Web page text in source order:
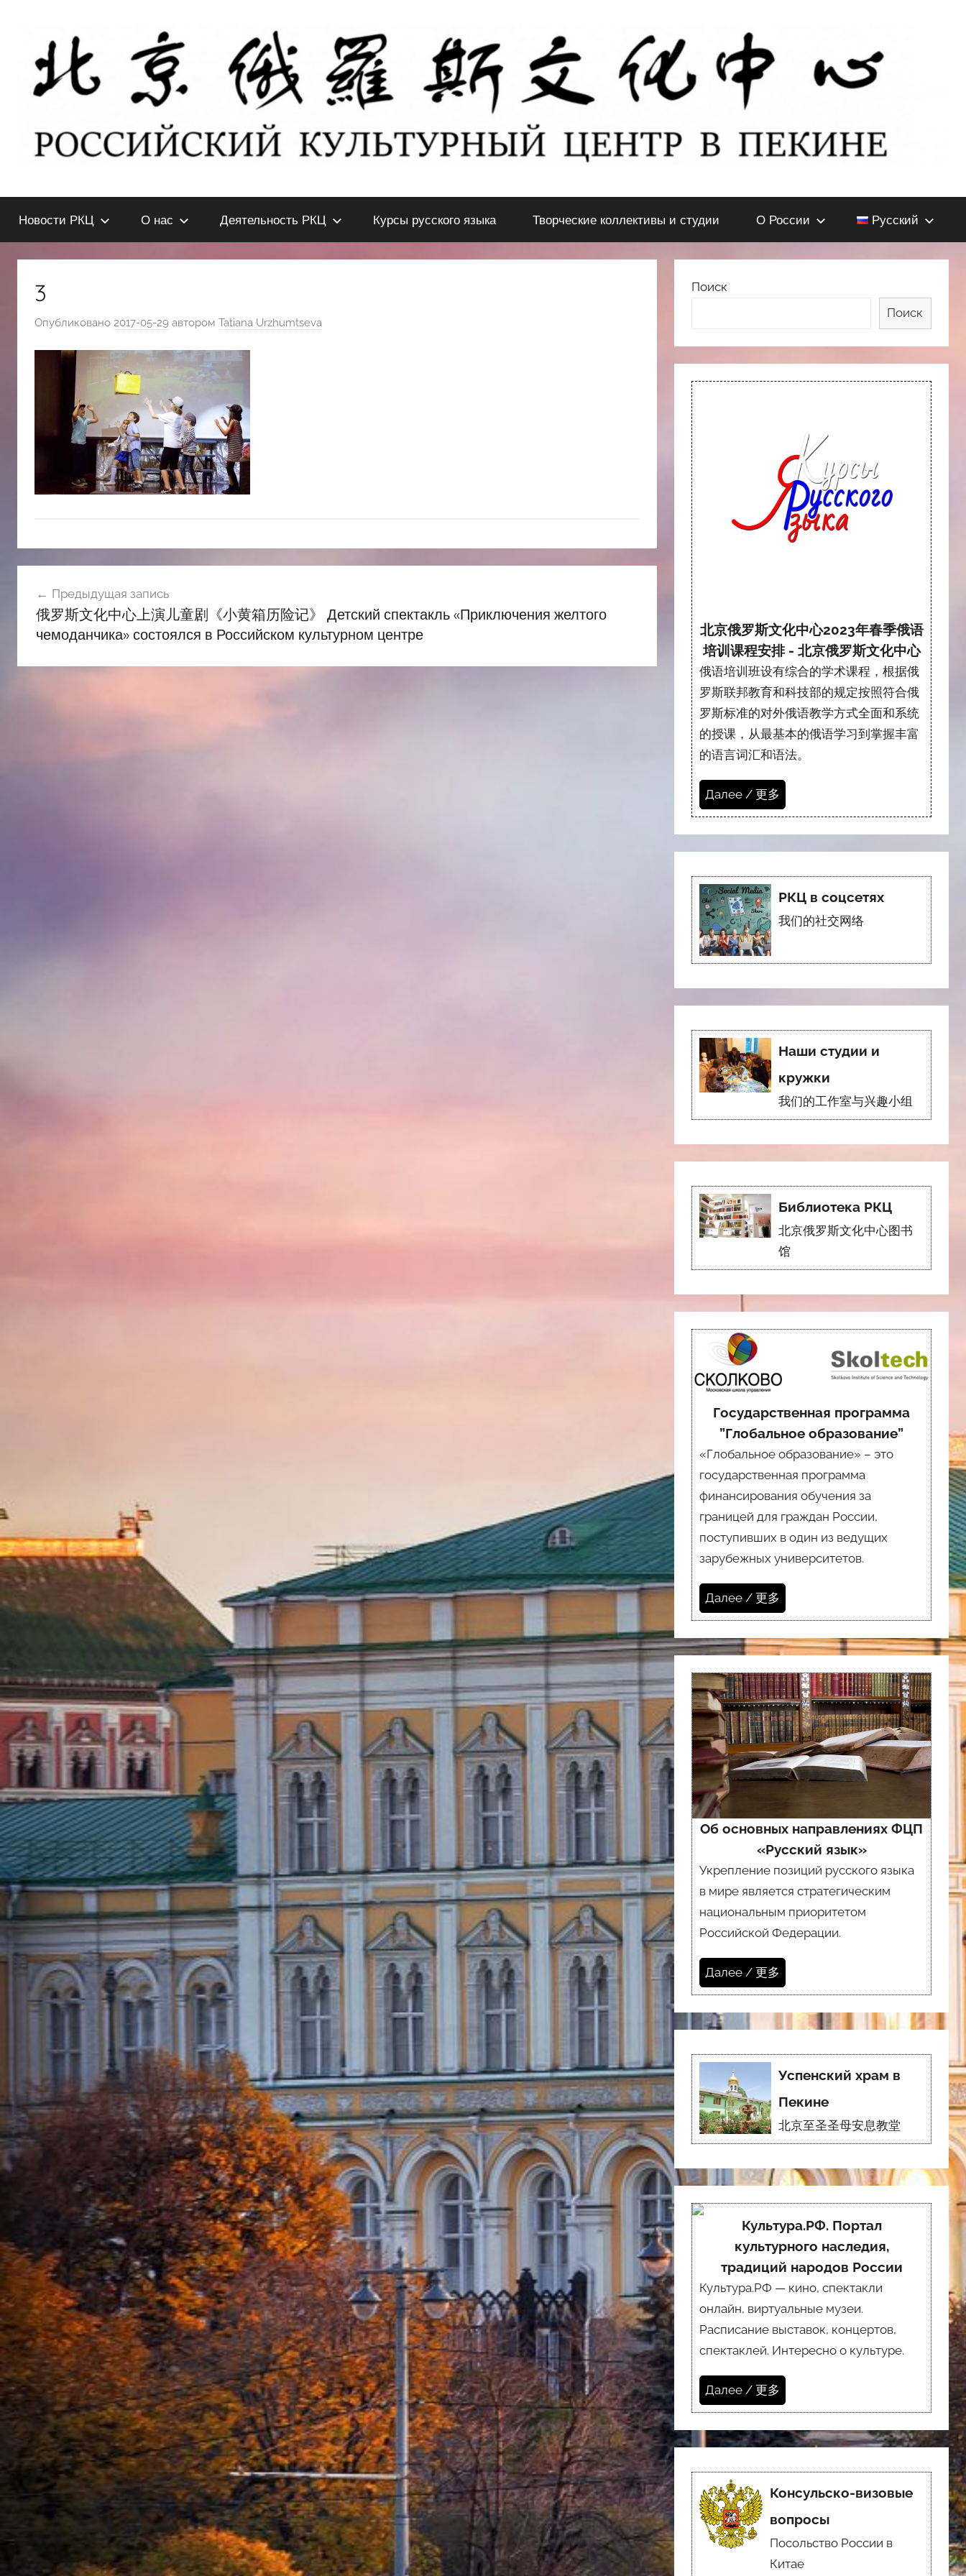
содержимому
北
京
罗
斯
化
中
КУЛЬТУРНЫЙ
ЦЕНТР
ПЕКИНЕ
Новости РКЦ О нас Деятельность РКЦ Курсы русского языка Творческие коллективы и студии О России Русский
3
Опубликовано 2017-05-29 автором Tatiana Urzhumtseva
по
записям
Предыдущая запись
俄罗斯文化中心上演儿童剧《小黄箱历险记》 Детский спектакль «Приключения желтого
чемоданчика» состоялся в Российском культурном центре
Поиск
Поиск
北京俄罗斯文化中心2023年春季俄语
培训课程安排 - 北京俄罗斯文化中心
俄语培训班设有综合的学术课程，根据俄
罗斯联邦教育和科技部的规定按照符合俄
罗斯标准的对外俄语教学方式全面和系统
的授课，从最基本的俄语学习到掌握丰富
的语言词汇和语法。
Далее / 更多
РКЦ в соцсетях
我们的社交网络
Наши студии и
кружки
我们的工作室与兴趣小组
Библиотека РКЦ
北京俄罗斯文化中心图书
馆
Государственная программа
”Глобальное образование”
«Глобальное образование» – это
государственная программа
финансирования обучения за
границей для граждан России,
поступивших в один из ведущих
зарубежных университетов.
Далее / 更多
Об основных направлениях ФЦП
«Русский язык»
Укрепление позиций русского языка
в мире является стратегическим
национальным приоритетом
Российской Федерации.
Далее / 更多
Успенский храм в
Пекине
北京至圣圣母安息教堂
Культура.РФ. Портал
культурного наследия,
традиций народов России
Культура.РФ — кино, спектакли
онлайн, виртуальные музеи.
Расписание выставок, концертов,
спектаклей. Интересно о культуре.
Далее / 更多
Консульско-визовые
вопросы
Посольство России в
Китае